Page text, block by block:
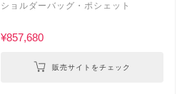
ショルダーバッグ・ポシェット
¥857,680
販売サイトをチェック